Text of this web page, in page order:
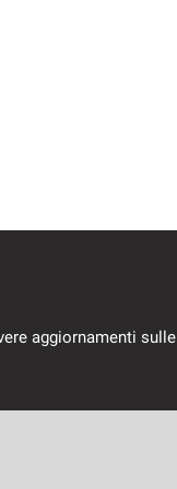
aggiornamenti sulle